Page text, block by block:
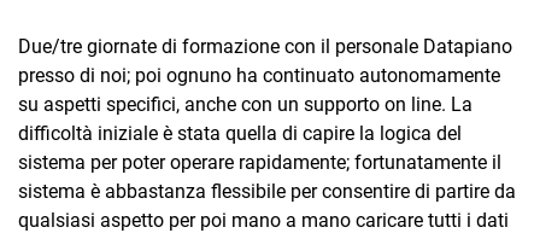
Due/tre giornate di formazione con il personale Datapiano
presso di noi; poi ognuno ha continuato autonomamente
su aspetti specifici, anche con un supporto on line. La
difficoltà iniziale è stata quella di capire la logica del
sistema per poter operare rapidamente; fortunatamente il
sistema è abbastanza flessibile per consentire di partire da
qualsiasi aspetto per poi mano a mano caricare tutti i dati